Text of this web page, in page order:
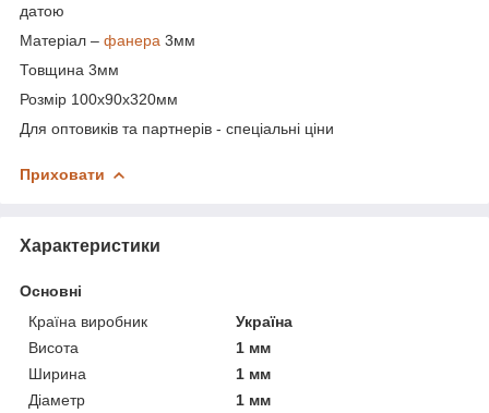
датою
Матеріал – фанера 3мм
Товщина 3мм
Розмір 100х90х320мм
Для оптовиків та партнерів - спеціальні ціни
Приховати
Характеристики
Основні
Країна виробник
Україна
Висота
1 мм
Ширина
1 мм
Діаметр
1 мм